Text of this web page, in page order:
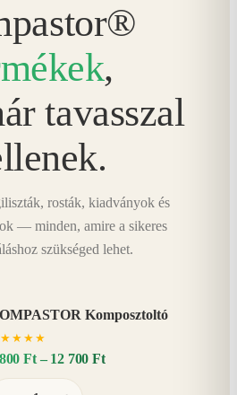
,
tavasszal
rosták, kiadványok és
— minden, amire a sikeres
szükséged lehet.
Komposztoltó
★ ★ ★ ★
Ft – 12 700 Ft